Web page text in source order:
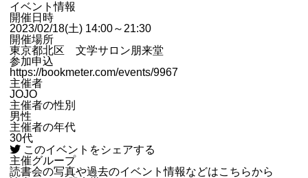
イベント情報
開催日時
2023/02/18(土) 14:00～21:30
開催場所
東京都北区 文学サロン朋来堂
参加申込
https://bookmeter.com/events/9967
主催者
JOJO
主催者の性別
男性
主催者の年代
30代
このイベントをシェアする
主催グループ
読書会の写真や過去のイベント情報などはこちらから